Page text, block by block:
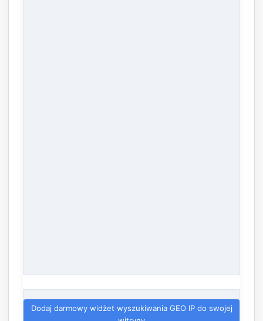
Dodaj darmowy widżet wyszukiwania GEO IP do swojej